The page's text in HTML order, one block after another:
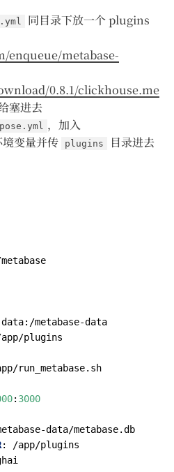
同目录下放一个 plugins
enqueue/metabase-
0.8.1/clickhouse.me
塞进去
，加入
境变量并传 plugins 目录进去
metabase-data
plugins
run_metabase.sh
: 3000
data/metabase.db
:
/app/plugins